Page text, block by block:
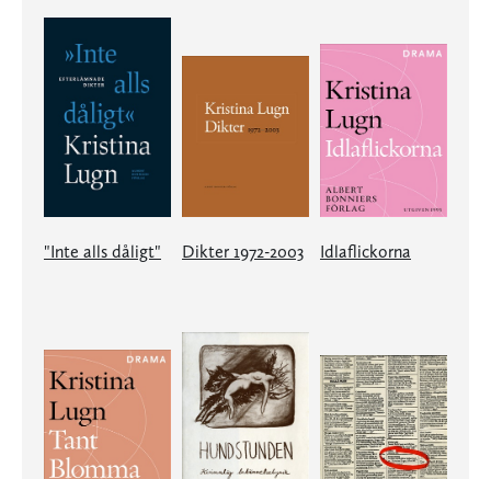
"Inte alls dåligt" Dikter 1972-2003 Idlaflickorna